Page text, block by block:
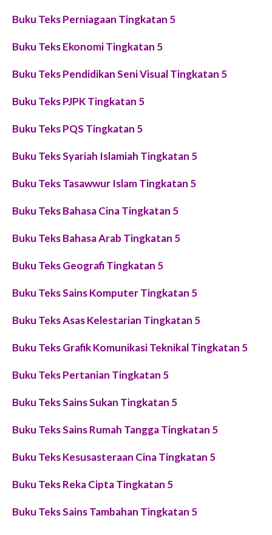
Buku Teks Perniagaan Tingkatan 5
Buku Teks Ekonomi Tingkatan 5
Buku Teks Pendidikan Seni Visual Tingkatan 5
Buku Teks PJPK Tingkatan 5
Buku Teks PQS Tingkatan 5
Buku Teks Syariah Islamiah Tingkatan 5
Buku Teks Tasawwur Islam Tingkatan 5
Buku Teks Bahasa Cina Tingkatan 5
Buku Teks Bahasa Arab Tingkatan 5
Buku Teks Geografi Tingkatan 5
Buku Teks Sains Komputer Tingkatan 5
Buku Teks Asas Kelestarian Tingkatan 5
Buku Teks Grafik Komunikasi Teknikal Tingkatan 5
Buku Teks Pertanian Tingkatan 5
Buku Teks Sains Sukan Tingkatan 5
Buku Teks Sains Rumah Tangga Tingkatan 5
Buku Teks Kesusasteraan Cina Tingkatan 5
Buku Teks Reka Cipta Tingkatan 5
Buku Teks Sains Tambahan Tingkatan 5